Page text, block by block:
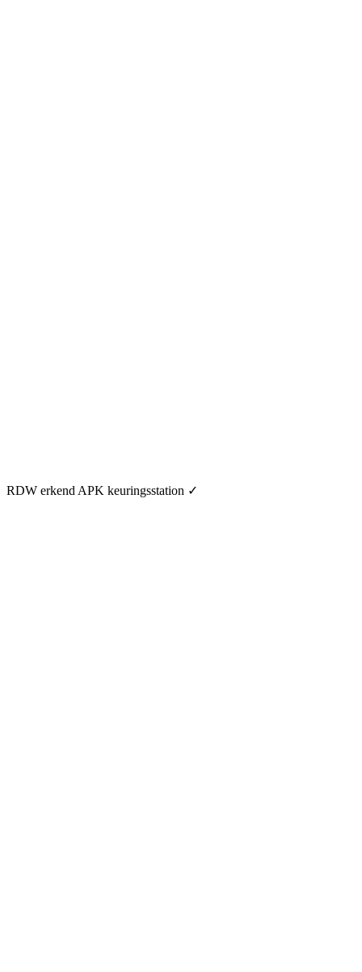
RDW erkend APK keuringsstation ✓